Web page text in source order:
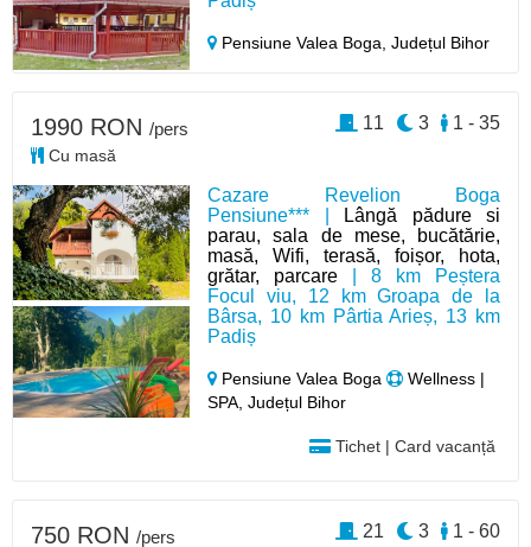
Pensiune Valea Boga,Județul Bihor
Cazare Revelion Boga
Pensiune*** |
Lângă pădure si
parau, sala de mese, bucătărie,
masă, Wifi, terasă, foișor, hota,
grătar, parcare | 8 km Peștera
Focul viu, 12 km Groapa de la
Bârsa, 10 km Pârtia Arieș, 13 km
Padiș
Pensiune Valea Boga
Wellness |
SPA, Județul Bihor
Tichet | Card vacanță
1990 RON /pers
Cu masă
1 - 35
3
11
750 RON /pers 1 - 60
3
21